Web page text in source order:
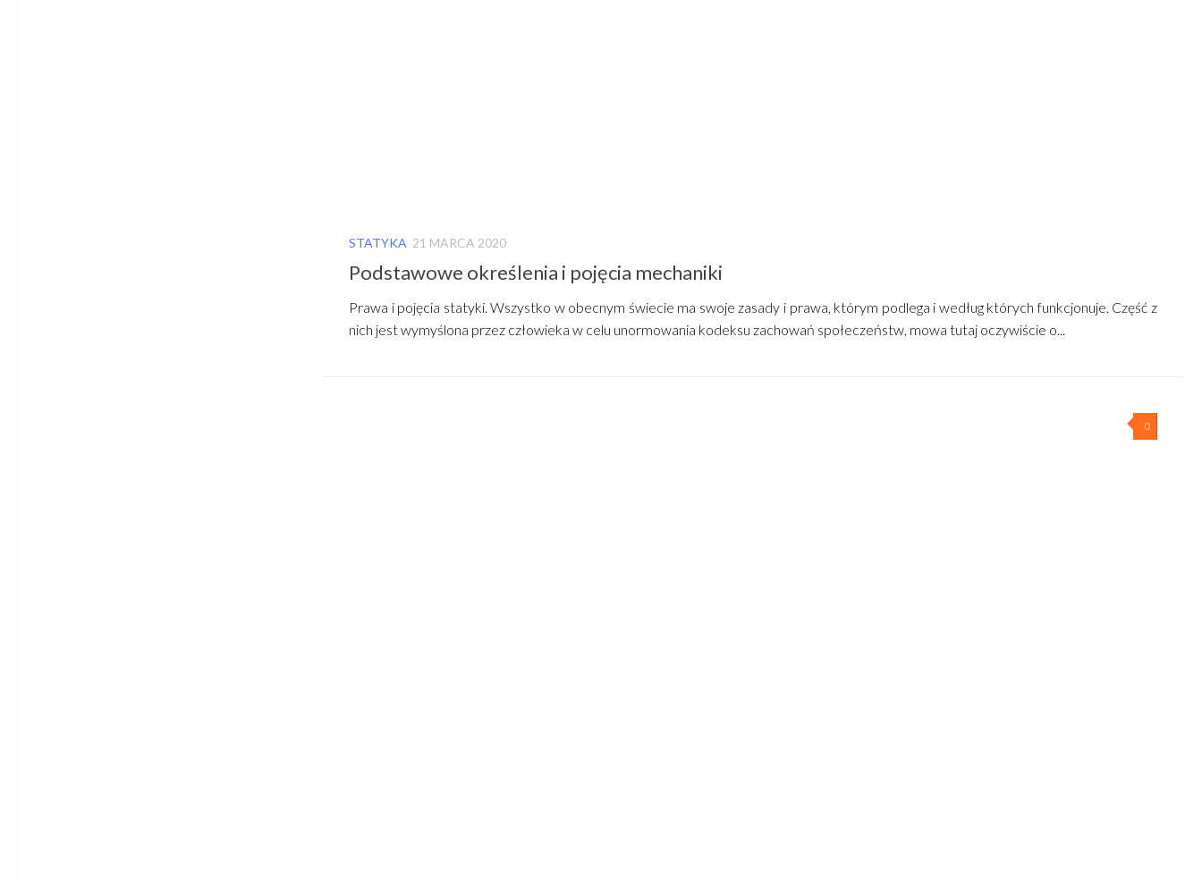
STATYKA 21 MARCA 2020
Podstawowe określenia i pojęcia mechaniki
Prawa i pojęcia statyki. Wszystko w obecnym świecie ma swoje zasady i prawa, którym podlega i według których funkcjonuje. Część z
nich jest wymyślona przez człowieka w celu unormowania kodeksu zachowań społeczeństw, mowa tutaj oczywiście o...
0